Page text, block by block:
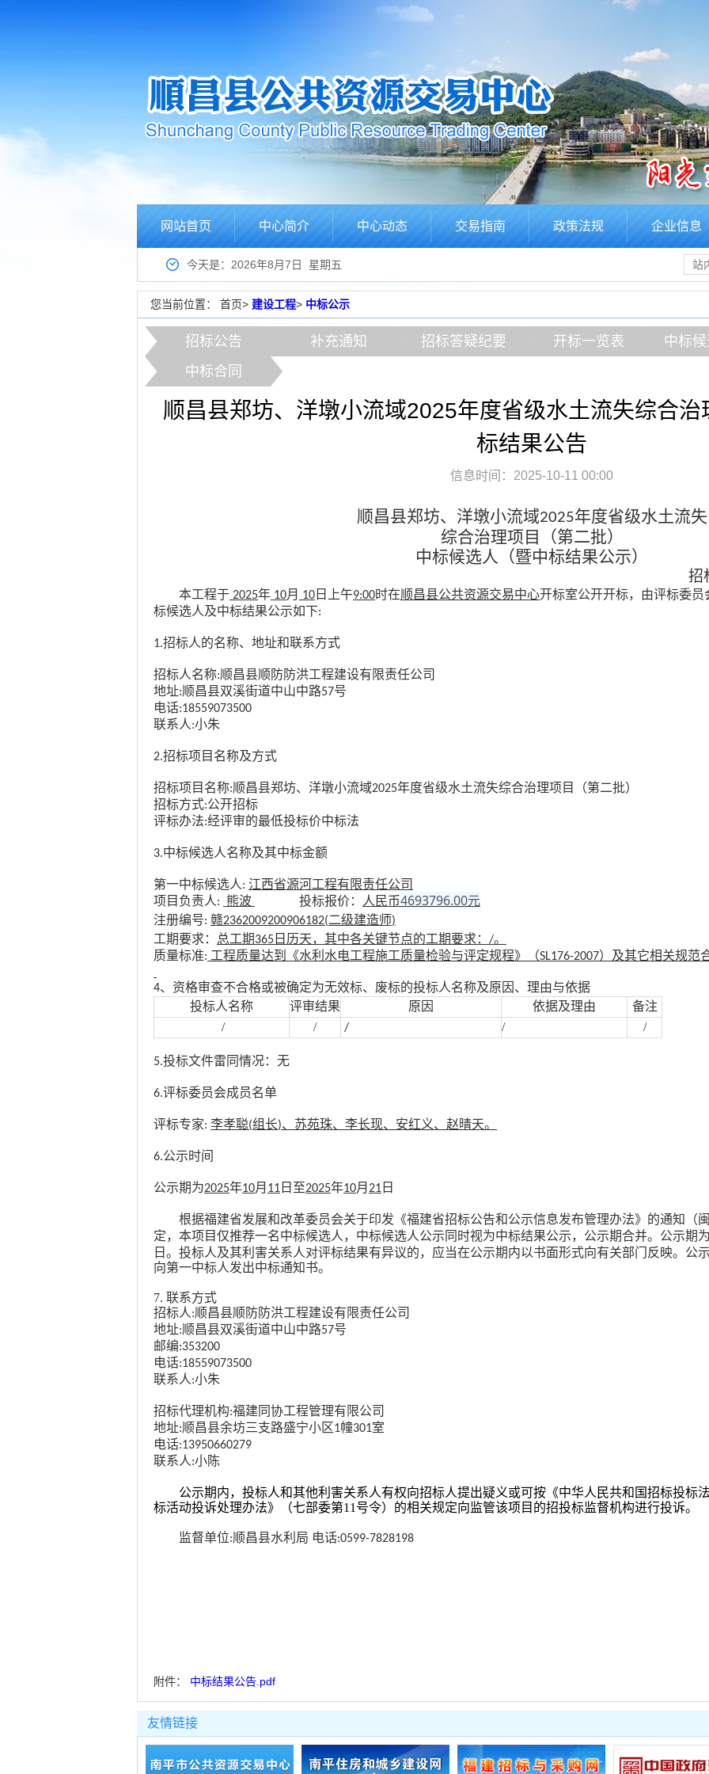
网站首页 中心简介 中心动态 交易指南 政策法规 企业信息
今天是：2026年8月7日 星期五
您当前位置： 首页> 建设工程> 中标公示
招标公告 补充通知 招标答疑纪要 开标一览表 中标
中标合同
顺昌县郑坊、洋墩小流域2025年度省级水土流失综合治
标结果公告
信息时间：2025-10-11 00:00
顺昌县郑坊、洋墩小流域2025年度省级水土流失
综合治理项目（第二批）
中标候选人（暨中标结果公示）
招
本工程于 2025年 10月 10 日上午9:00时在顺昌县公共资源交易中心开标室公开开标，由评标委
标候选人及中标结果公示如下:
1.招标人的名称、地址和联系方式
招标人名称:顺昌县顺防防洪工程建设有限责任公司
地址:顺昌县双溪街道中山中路57号
电话:18559073500
联系人:小朱
2.招标项目名称及方式
招标项目名称:顺昌县郑坊、洋墩小流域2025年度省级水土流失综合治理项目（第二批）
招标方式:公开招标
评标办法:经评审的最低投标价中标法
3.中标候选人名称及其中标金额
第一中标候选人: 江西省源河工程有限责任公司
项目负责人: 熊波 投标报价： 人民币4693796.00元
注册编号: 赣2362009200906182(二级建造师)
工期要求 ： 总工期365 日历天，其中各关键节点的工期要求： /。
质量标准: 工程质量达到《水利水电工程施工质量检验与评定规程》（SL176-2007）及其它相关规范
4、资格审查不合格或被确定为无效标、废标的投标人名称及原因、理由与依据
投标人名称
评审结果 原因 依据及理由
备注
/
/ / / /
5.投标文件雷同情况：无
6.评标委员会成员名单
评标专家: 李孝聪(组长)、 苏苑珠、 李长现、 安红义、 赵晴天。
6.公示时间
公示期为2025年10月 11 日至2025年10月 21 日
根据福建省发展和改革委员会关于印发《福建省招标公告和公示信息发布管理办法》的通知（
定，本项目仅推荐一名中标候选人，中标候选人公示同时视为中标结果公示，公示期合并。公示期为
日。投标人及其利害关系人对评标结果有异议的，应当在公示期内以书面形式向有关部门反映。公
向第一中标人发出中标通知书。
7. 联系方式
招标人:顺昌县顺防防洪工程建设有限责任公司
地址:顺昌县双溪街道中山中路57号
邮编:353200
电话:18559073500
联系人:小朱
招标代理机构:福建同协工程管理有限公司
地址:顺昌县余坊三支路盛宁小区1幢301室
电话:13950660279
联系人:小陈
公示期内，投标人和其他利害关系人有权向招标人提出疑义或可按《中华人民共和国招标投标
标活动投诉处理办法》（七部委第11号令）的相关规定向监管该项目的招投标监督机构进行投诉。
监督单位:顺昌县水利局 电话:0599-7828198
附件： 中标结果公告.pdf
友情链接